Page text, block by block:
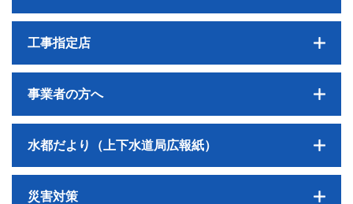
工事指定店
事業者の方へ
水都だより（上下水道局広報紙）
災害対策